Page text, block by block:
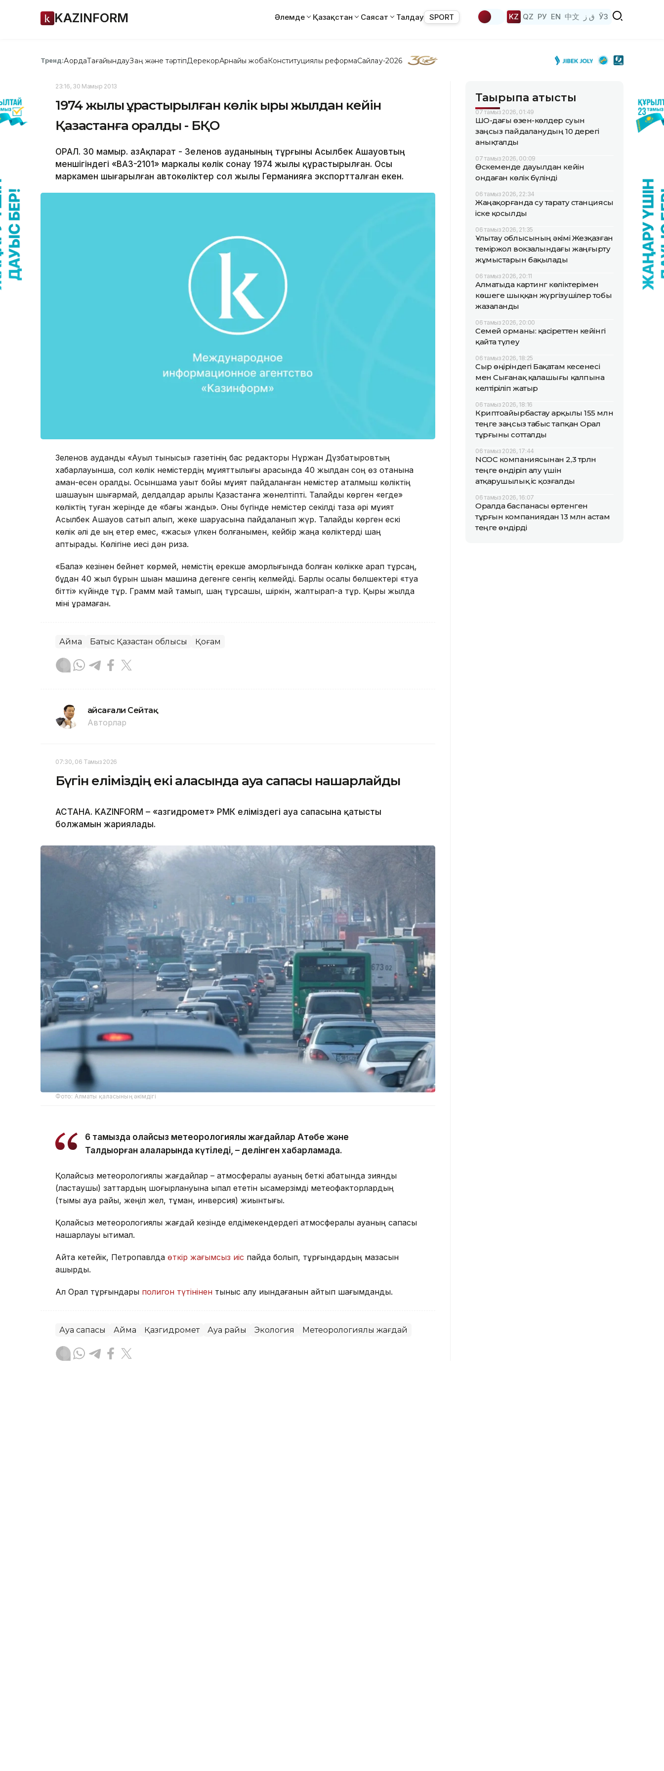
KAZINFORM Әлемде Қазақстан Саясат Талдау SPORT KZ QZ РУ EN 中文 ق ز ЎЗ
Тренд:АқордаТағайындауЗаң және тәртіпДерекқорАрнайы жобаКонституциялық реформаСайлау-2026
23:16, 30 Мамыр 2013
1974 жылы құрастырылған көлік қырық жылдан кейін
Қазақстанға оралды - БҚО
ОРАЛ. 30 мамыр. ҚазАқпарат - Зеленов ауданының тұрғыны Асылбек Ашауовтың
меншігіндегі «ВАЗ-2101» маркалы көлік сонау 1974 жылы құрастырылған. Осы
маркамен шығарылған автокөліктер сол жылы Германияға экспортталған екен.
Зеленов аудандық «Ауыл тынысы» газетінің бас редакторы Нұржан Дүзбатыровтың
хабарлауынша, сол көлік немістердің мұқияттылығы арқасында 40 жылдан соң өз отанына
аман-есен оралды. Осыншама уақыт бойы мұқият пайдаланған немістер аталмыш көліктің
шашауын шығармай, делдалдар арқылы Қазақстанға жөнелтіпті. Талайды көрген «егде»
көліктің туған жерінде де «бағы жанды». Оны бүгінде немістер секілді таза әрі мұқият
Асылбек Ашауов сатып алып, жеке шаруасына пайдаланып жүр. Талайды көрген ескі
көлік әлі де қыңқ етер емес, «жасы» үлкен болғанымен, кейбір жаңа көліктерді шаң
қаптырады. Көлігіне иесі дән риза.
«Бала» кезінен бейнет көрмей, немістің ерекше қамқорлығында болған көлікке қарап тұрсаң,
бұдан 40 жыл бұрын шыққан машина дегенге сенгің келмейді. Барлық қосалқы бөлшектері «туа
бітті» күйінде тұр. Грамм май тамып, шаң тұрсашы, шіркін, жалтырап-ақ тұр. Қырық жылда
міні құрамаған.
Аймақ Батыс Қазақстан облысы Қоғам
Ғайсағали Сейтақ
Авторлар
07:30, 06 Тамыз 2026
Бүгін еліміздің екі қаласында ауа сапасы нашарлайды
АСТАНА. KAZINFORM – «Қазгидромет» РМК еліміздегі ауа сапасына қатысты
болжамын жариялады.
Фото: Алматы қаласының әкімдігі
6 тамызда қолайсыз метеорологиялық жағдайлар Ақтөбе және
Талдықорған қалаларында күтіледі, – делінген хабарламада.
Қолайсыз метеорологиялық жағдайлар – атмосфералық ауаның беткі қабатында зиянды
(ластаушы) заттардың шоғырлануына ықпал ететін қысқамерзімді метеофакторлардың
(тымық ауа райы, жеңіл жел, тұман, инверсия) жиынтығы.
Қолайсыз метеорологиялық жағдай кезінде елдімекендердегі атмосфералық ауаның сапасы
нашарлауы ықтимал.
Айта кетейік, Петропавлда өткір жағымсыз иіс пайда болып, тұрғындардың мазасын
қашырды.
Ал Орал тұрғындары полигон түтінінен тыныс алу қиындағанын айтып шағымданды.
Ауа сапасы Аймақ Қазгидромет Ауа райы Экология Метеорологиялық жағдай
Тақырыпқа қатысты
07 тамыз 2026, 01:49
ШҚО-дағы өзен-көлдер суын
заңсыз пайдаланудың 10 дерегі
анықталды
07 тамыз 2026, 00:09
Өскеменде дауылдан кейін
ондаған көлік бүлінді
06 тамыз 2026, 22:34
Жаңақорғанда су тарату станциясы
іске қосылды
06 тамыз 2026, 21:35
Ұлытау облысының әкімі Жезқазған
теміржол вокзалындағы жаңғырту
жұмыстарын бақылады
06 тамыз 2026, 20:11
Алматыда картинг көліктерімен
көшеге шыққан жүргізушілер тобы
жазаланды
06 тамыз 2026, 20:00
Семей орманы: қасіреттен кейінгі
қайта түлеу
06 тамыз 2026, 18:25
Сыр өңіріндегі Бақатам кесенесі
мен Сығанақ қалашығы қалпына
келтіріліп жатыр
06 тамыз 2026, 18:16
Криптоайырбастау арқылы 155 млн
теңге заңсыз табыс тапқан Орал
тұрғыны сотталды
06 тамыз 2026, 17:44
NCOC компаниясынан 2,3 трлн
теңге өндіріп алу үшін
атқарушылық іс қозғалды
06 тамыз 2026, 16:07
Оралда баспанасы өртенген
тұрғын компаниядан 13 млн астам
теңге өндірді